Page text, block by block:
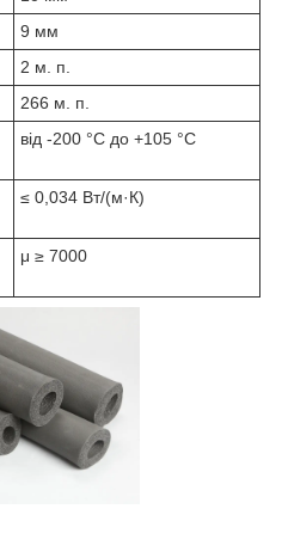
9 мм
2 м. п.
266 м. п.
від -200 °С до +105 °С
≤ 0,034 Вт/(м·К)
μ ≥ 7000